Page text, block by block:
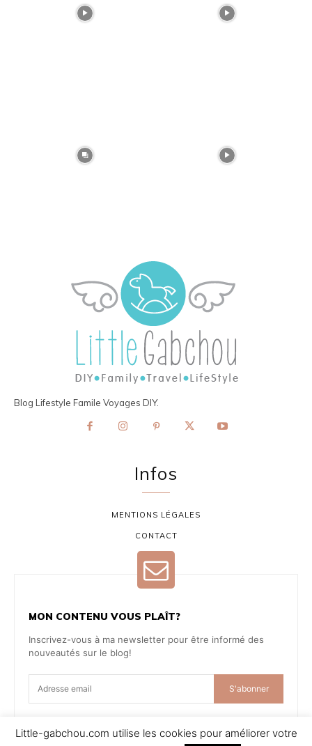
Blog Lifestyle Famile Voyages DIY.
Infos
MENTIONS LÉGALES
CONTACT
MON CONTENU VOUS PLAÎT?
Inscrivez-vous à ma newsletter pour être informé des
nouveautés sur le blog!
S'abonner
Little-gabchou.com utilise les cookies pour améliorer votre